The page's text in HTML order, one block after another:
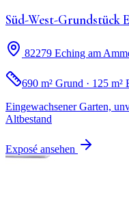
Süd-West-Grundstück
82279 Eching am
690 m² Grund · 125 m²
Eingewachsener Garten,
Altbestand
Exposé ansehen